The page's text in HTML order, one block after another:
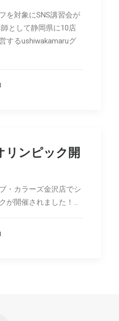
を対象にSNS講習会が
として静岡県に10店
するushiwakamaruグ
リンピック開
・カラーズ金沢店でシ
が開催されました！…